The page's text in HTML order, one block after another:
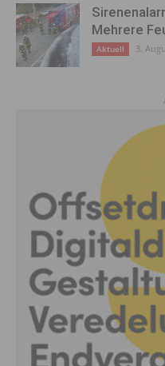
Mehrere
Aktuell 3.